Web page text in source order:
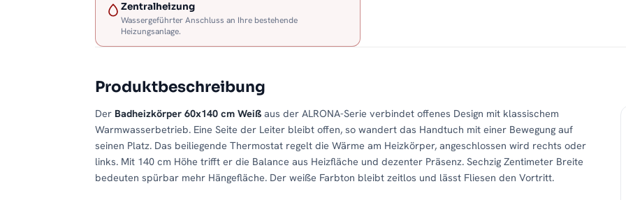
Zentralheizung
Wassergeführter Anschluss an Ihre bestehende
Heizungsanlage.
Produktbeschreibung
Der Badheizkörper 60x140 cm Weiß aus der ALRONA-Serie verbindet offenes Design mit klassischem
Warmwasserbetrieb. Eine Seite der Leiter bleibt offen, so wandert das Handtuch mit einer Bewegung auf
seinen Platz. Das beiliegende Thermostat regelt die Wärme am Heizkörper, angeschlossen wird rechts oder
links. Mit 140 cm Höhe trifft er die Balance aus Heizfläche und dezenter Präsenz. Sechzig Zentimeter Breite
bedeuten spürbar mehr Hängefläche. Der weiße Farbton bleibt zeitlos und lässt Fliesen den Vortritt.